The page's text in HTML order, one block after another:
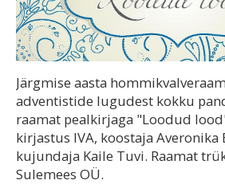
Järgmise aasta
adventistide lugudest kokku
raamat pealkirjaga "Loodud
kirjastus IVA, koostaja Averonika
kujundaja Kaile Tuvi. Raamat
Sulemees OÜ.